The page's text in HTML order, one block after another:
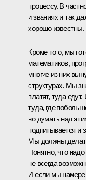
процессу. В
и званиях и так
хорошо известны.
Кроме того, мы
математиков,
многие из них
структурах. Мы
платят, туда
туда, где
но думать над
подпитывается и
Мы должны делать
Понятно, что
не всегда
И если мы